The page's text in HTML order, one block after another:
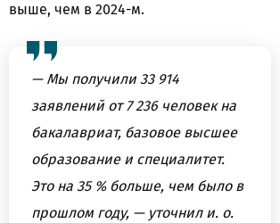
выше, чем в 2024-м.
— Мы получили 33 914
заявлений от 7 236 человек на
бакалавриат, базовое высшее
образование и специалитет.
Это на 35 % больше, чем было в
прошлом году, — уточнил и. о.